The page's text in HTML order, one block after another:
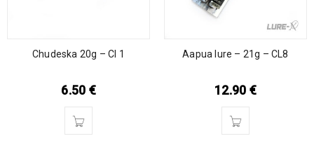
Chudeska 20g – Cl 1
6.50 €
Aapua lure – 21g – CL8
12.90 €